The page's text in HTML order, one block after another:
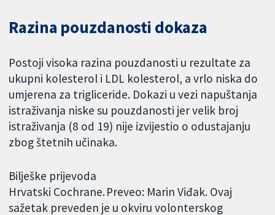
Razina pouzdanosti dokaza
Postoji visoka razina pouzdanosti u rezultate za
ukupni kolesterol i LDL kolesterol, a vrlo niska do
umjerena za trigliceride. Dokazi u vezi napuštanja
istraživanja niske su pouzdanosti jer velik broj
istraživanja (8 od 19) nije izvijestio o odustajanju
zbog štetnih učinaka.
Bilješke prijevoda
Hrvatski Cochrane. Preveo: Marin Viđak. Ovaj
sažetak preveden je u okviru volonterskog